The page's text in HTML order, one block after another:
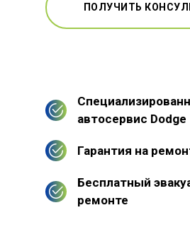
ПОЛУЧИТЬ
автосервис Dodge
Гарантия на
Бесплатный
ремонте